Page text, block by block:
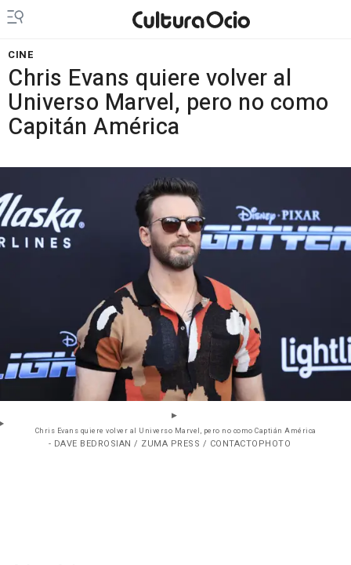
CINE
Chris Evans quiere volver al
Universo Marvel, pero no como
Capitán América
Chris Evans quiere volver al Universo Marvel, pero no como Captián América
- DAVE BEDROSIAN / ZUMA PRESS / CONTACTOPHOTO